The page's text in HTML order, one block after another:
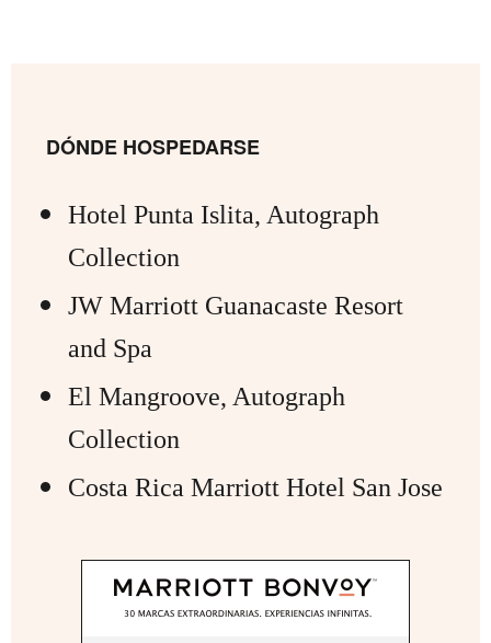
DÓNDE HOSPEDARSE
Hotel Punta Islita, Autograph
Collection
JW Marriott Guanacaste Resort
and Spa
El Mangroove, Autograph
Collection
Costa Rica Marriott Hotel San Jose